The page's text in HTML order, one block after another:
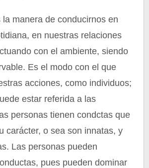
la manera de conducirnos en
en nuestras relaciones
con el ambiente, siendo
Es el modo con el que
acciones, como individuos;
estar referida a las
personas tienen condctas que
carácter, o sea son innatas, y
Las personas pueden
pues pueden dominar